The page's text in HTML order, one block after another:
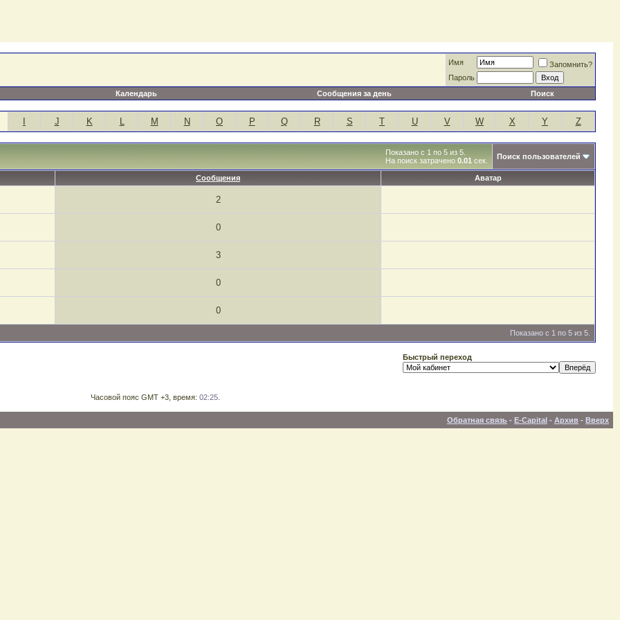
Имя
Запомнить?
Пароль
Календарь Сообщения за день Поиск
J K L M N O P Q R S T U V W X Y Z
Показано с 1 по 5 из 5.
На поиск затрачено 0.01 сек. Поиск пользователей
Сообщения Аватар
2
0
3
0
0
Показано с 1 по 5 из 5.
Быстрый переход
Часовой пояс GMT +3, время: 02:25.
Обратная связь - E-Capital - Архив - Вверх